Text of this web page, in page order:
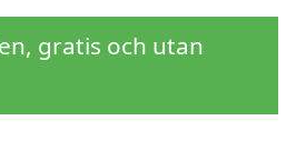
gratis och utan